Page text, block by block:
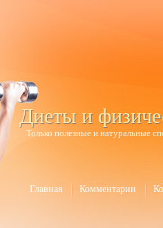
Диеты и
Только полезные и натуральные
Главная Комментарии